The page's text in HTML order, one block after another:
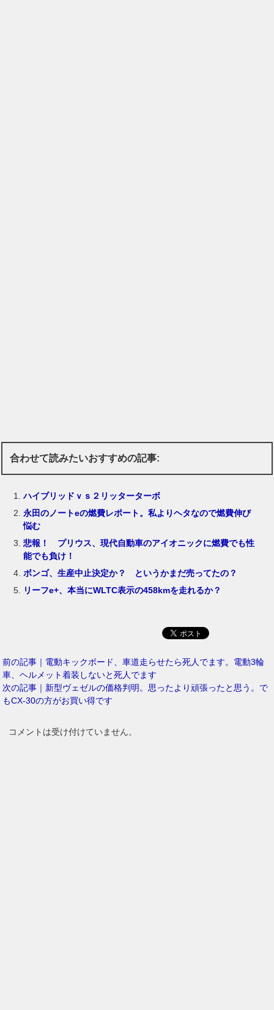
合わせて読みたいおすすめの記事:
ハイブリッドｖｓ２リッターターボ
永田のノートeの燃費レポート。私よりヘタなので燃費伸び
悩む
悲報！ プリウス、現代自動車のアイオニックに燃費でも性
能でも負け！
ボンゴ、生産中止決定か？ というかまだ売ってたの？
リーフe+、本当にWLTC表示の458kmを走れるか？
前の記事｜電動キックボード、車道走らせたら死人でます。電動3輪
車、ヘルメット着装しないと死人でます
次の記事｜新型ヴェゼルの価格判明。思ったより頑張ったと思う。で
もCX-30の方がお買い得です
コメントは受け付けていません。